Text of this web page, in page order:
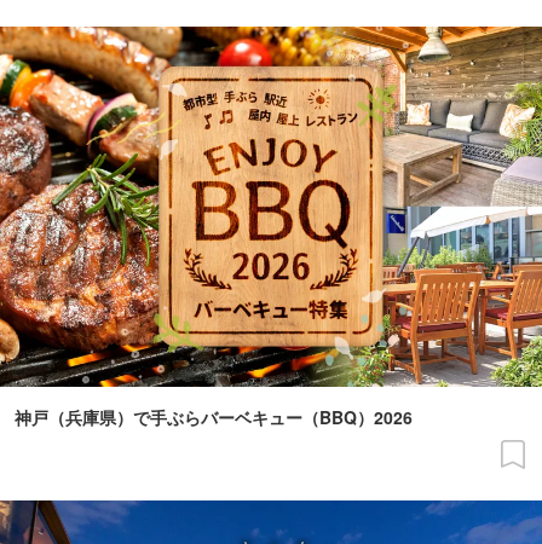
神戸（兵庫県）で手ぶらバーベキュー（BBQ）2026